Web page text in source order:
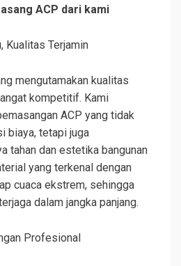
ACP dari kami
Kualitas Terjamin
mengutamakan kualitas
kompetitif. Kami
ACP yang tidak
biaya, tetapi juga
tahan dan estetika bangunan
yang terkenal dengan
cuaca ekstrem, sehingga
dalam jangka panjang.
Profesional